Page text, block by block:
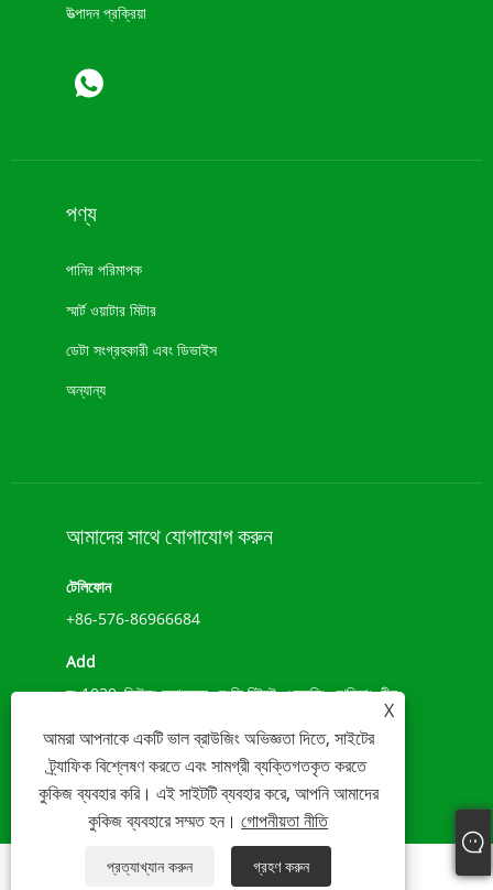
উত্পাদন প্রক্রিয়া
পণ্য
পানির পরিমাপক
স্মার্ট ওয়াটার মিটার
ডেটা সংগ্রহকারী এবং ডিভাইস
অন্যান্য
আমাদের সাথে যোগাযোগ করুন
টেলিফোন
+86-576-86966684
Add
নং 1039, জিউলং অ্যাভেন্যু, চেংক্সি স্ট্রিট, ওয়েনলিং, ঝেজিয়াং, চীন
ই-মেইল
sales@younio.com
Links Sitemap RSS XML গোপনীয়তা নীতি
X
আমরা আপনাকে একটি ভাল ব্রাউজিং অভিজ্ঞতা দিতে, সাইটের
ট্র্যাফিক বিশ্লেষণ করতে এবং সামগ্রী ব্যক্তিগতকৃত করতে
কুকিজ ব্যবহার করি। এই সাইটটি ব্যবহার করে, আপনি আমাদের
কুকিজ ব্যবহারে সম্মত হন।গোপনীয়তা নীতি
প্রত্যাখ্যান করুন গ্রহণ করুন